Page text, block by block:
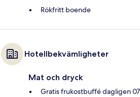
Rökfritt boende
Hotellbekvämligheter
Mat och dryck
Gratis frukostbuffé dagligen